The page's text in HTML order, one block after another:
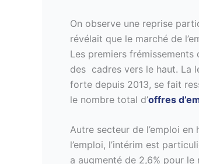
On observe une reprise
révélait que le marché de
Les premiers
des cadres vers le haut. La
forte depuis 2013, se fait
le nombre total d’offres
Autre secteur de l’emploi
l’emploi, l’intérim est
a augmenté de 2,6% pour le